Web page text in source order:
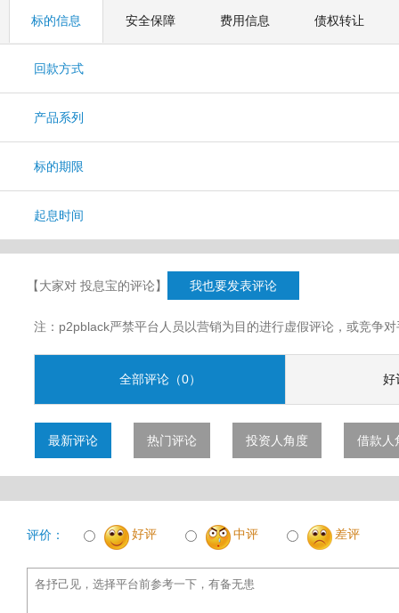
标的信息 安全保障 费用信息 债权转让
回款方式
产品系列
标的期限
起息时间
【大家对 投息宝的评论】 我也要发表评论
注：p2pblack严禁平台人员以营销为目的进行虚假评论，或竞争
全部评论（0） 好
最新评论 热门评论 投资人角度 借款人
评价： 好评 中评 差评